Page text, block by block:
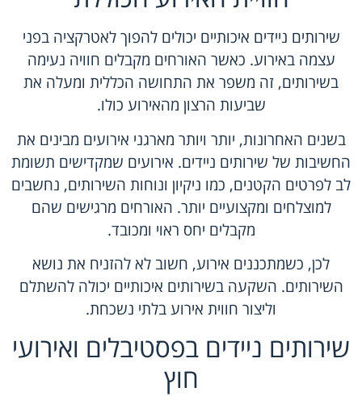
שירותים ניידים איכותיים יכולים להפוך לאטרקציה בפני
עצמה באירוע. כאשר האורחים מקבלים חוויה נעימה
בשירותים, זה משפר את התחושה הכללית ומעלה את
שביעות הרצון מהאירוע כולו.
בשנים האחרונות, יותר ויותר מארגני אירועים מבינים את
החשיבות של שירותים ניידים. אירועים שמקדישים תשומת
לב לפרטים הקטנים, כמו ניקיון ונוחות השירותים, נחשבים
למוצלחים ומקצועיים יותר. האורחים מרגישים שהם
מקבלים יחס ראוי ומכובד.
לכן, כשמתכננים אירוע, חשוב לא להזניח את נושא
השירותים. השקעה בשירותים איכותיים יכולה להשתלם
וליצור חווית אירוע בלתי נשכחת.
שירותים ניידים בפסטיבלים ואירועי
חוץ